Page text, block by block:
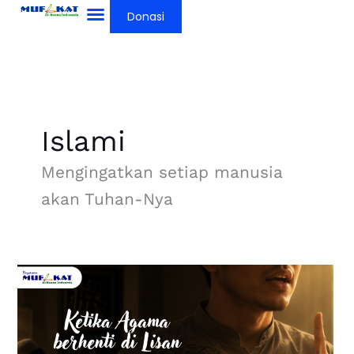
Lewati
Donasi
Islami
Mengingatkan setiap manusia
akan Tuhan-Nya
Ketika
Agama
Lisan,